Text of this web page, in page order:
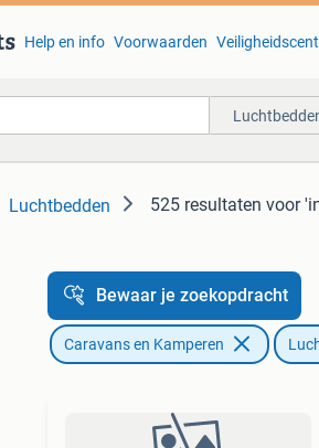
Help en info Voorwaarden
Luchtbedden 525 resultaten voor
Bewaar je zoekopdracht
Caravans en Kamperen